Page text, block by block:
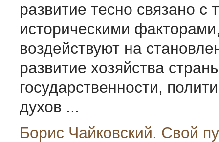
развитие тесно связано с
историческими
воздействуют на
развитие хозяйства
государственности,
духов ...
Борис Чайковский. Свой